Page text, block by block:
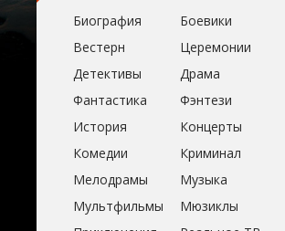
Биография
Боевики
Вестерн
Церемонии
Детективы
Драма
Фантастика
Фэнтези
История
Концерты
Комедии
Криминал
Мелодрамы
Музыка
Мультфильмы
Мюзиклы